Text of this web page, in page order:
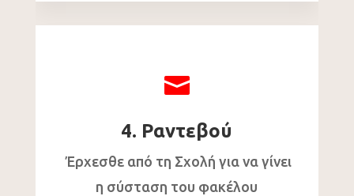

4. Ραντεβού
Έρχεσθε από τη Σχολή για να γίνει
η σύσταση του φακέλου